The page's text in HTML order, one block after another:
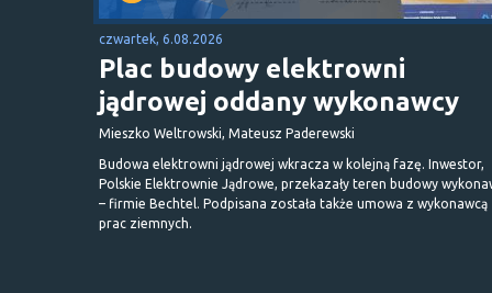
czwartek, 6.08.2026
Plac budowy elektrowni
jądrowej oddany wykonawcy
Mieszko Weltrowski, Mateusz Paderewski
Budowa elektrowni jądrowej wkracza w kolejną fazę. Inwestor,
Polskie Elektrownie Jądrowe, przekazały teren budowy
– firmie Bechtel. Podpisana została także umowa z wykonawcą
prac ziemnych.